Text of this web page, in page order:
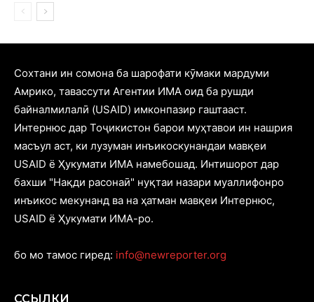
Cохтани ин сомона ба шарофати кӯмаки мардуми
Амрико, тавассути Агентии ИМА оид ба рушди
байналмилалӣ (USAID) имконпазир гаштааст.
Интернюс дар Тоҷикистон барои муҳтавои ин нашрия
масъул аст, ки лузуман инъикоскунандаи мавқеи
USAID ё Ҳукумати ИМА намебошад. Интишорот дар
бахши "Нақди расонаӣ" нуқтаи назари муаллифонро
инъикос мекунанд ва на ҳатман мавқеи Интернюс,
USAID ё Ҳукумати ИМА-ро.
бо мо тамос гиред: info@newreporter.org
ССЫЛКИ